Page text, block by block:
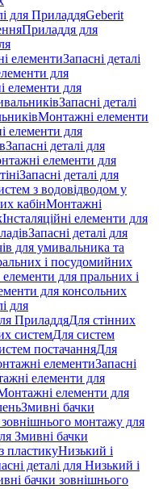
для ПриладдяGeberit
Приладдя для
елементиЗапасні деталі
для
елементи для
Запасні деталі
Монтажні елементи
елементи для
Запасні деталі для
елементи для
Запасні деталі для
з водовідводом у
кабінМонтажні
Інсталяційні елементи для
Запасні деталі для
для умивальника та
і посудомийних
для пральних і
для консольних
для
ПриладдяДля стінних
системДля систем
постачанняДля
елементиЗапасні
елементи для
елементи для
Змивні бачки
монтажу для
Змивні бачки
пластикуНизький і
деталі для Низький і
бачки зовнішнього